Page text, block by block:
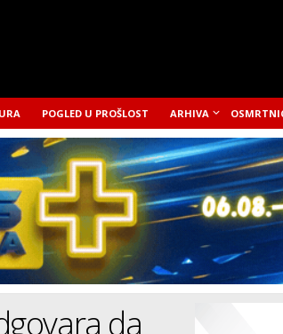
POGLED U PROŠLOST ARHIVA
da